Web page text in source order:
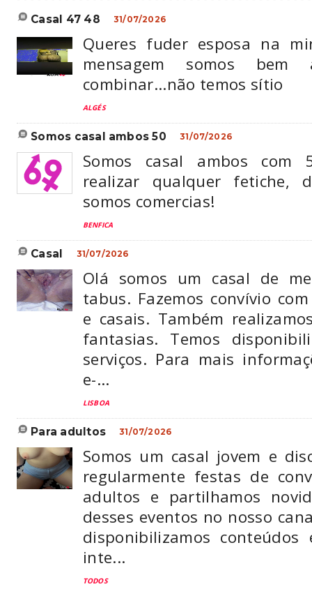
casal 47 48 31/07/2026
Queres fuder esposa na
mensagem somos
combinar...não temos sítio
ALGÉS
somos casal ambos 50 31/07/2026
Somos casal ambos com
realizar qualquer fetiche,
somos comercias!
BENFICA
casal 31/07/2026
Olá somos um casal de
tabus. Fazemos convívio
e casais. Também
fantasias. Temos
serviços. Para mais
e-...
LISBOA
para adultos 31/07/2026
Somos um casal jovem e
regularmente festas de
adultos e partilhamos
desses eventos no nosso
disponibilizamos conteúdos
inte...
TODOS